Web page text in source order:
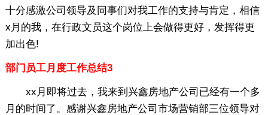
十分感激公司领导及同事们对我工作的支持与肯定，相信
x月的我，在行政文员这个岗位上会做得更好，发挥得更
加出色!
部门员工月度工作总结3
xx月即将过去，我来到兴鑫房地产公司已经有一个多
月的时间了。感谢兴鑫房地产公司市场营销部三位领导对